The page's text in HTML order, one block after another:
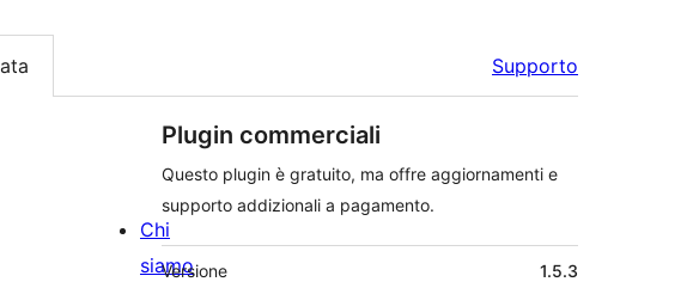
Supporto
Plugin commerciali
Questo plugin è gratuito, ma offre aggiornamenti e
supporto addizionali a pagamento.
Meta
Versione 1.5.3
Chi
siamo